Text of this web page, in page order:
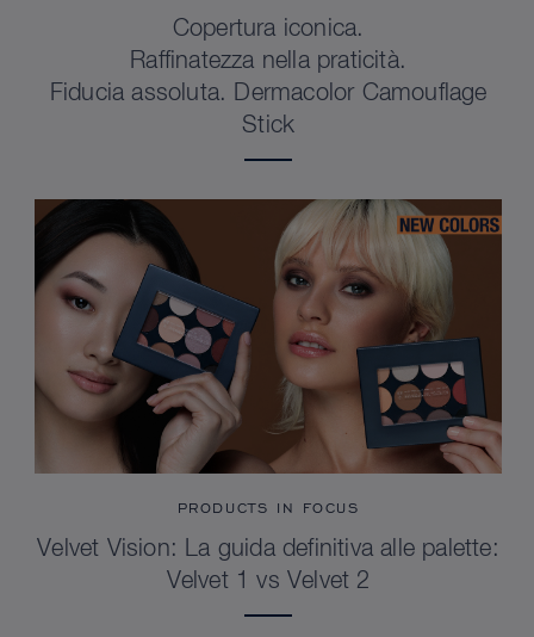
Copertura iconica.
Raffinatezza nella praticità.
Fiducia assoluta. Dermacolor Camouflage
Stick
PRODUCTS IN FOCUS
Velvet Vision: La guida definitiva alle palette:
Velvet 1 vs Velvet 2